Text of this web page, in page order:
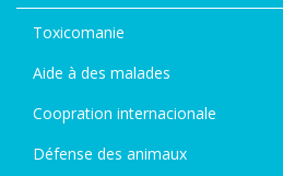
Toxicomanie
Aide à des malades
Coopration internacionale
Défense des animaux